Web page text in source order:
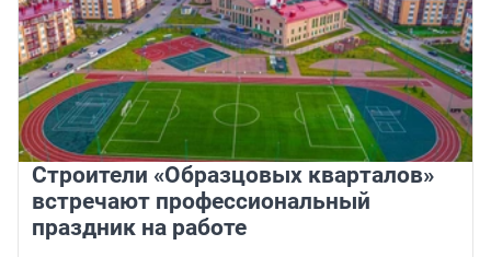
Строители «Образцовых кварталов»
встречают профессиональный
праздник на работе